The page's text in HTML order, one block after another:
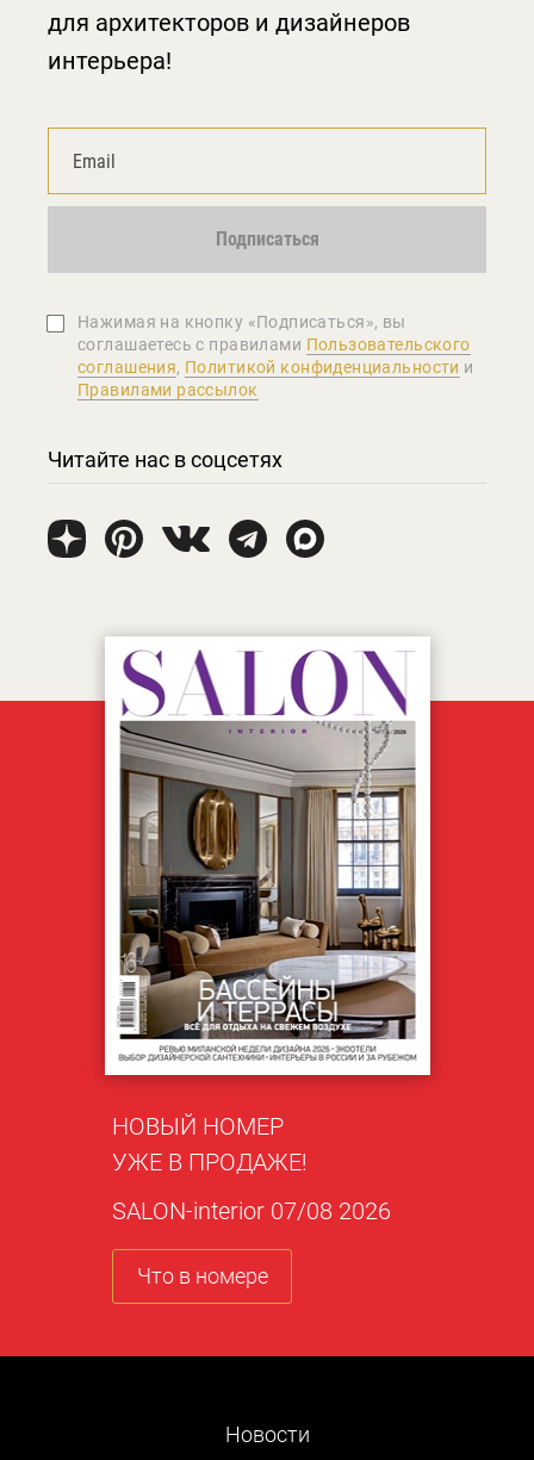
для архитекторов и дизайнеров
интерьера!
Подписаться
Нажимая на кнопку «Подписаться», вы
соглашаетеcь с правилами Пользовательского
соглашения, Политикой конфиденциальности и
Правилами рассылок
Читайте нас в соцсетях
НОВЫЙ НОМЕР
УЖЕ В ПРОДАЖЕ!
SALON-interior 07/08 2026
Что в номере
Новости